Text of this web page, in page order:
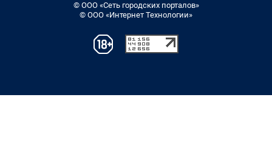
© ООО «Сеть городских порталов»
© ООО «Интернет Технологии»